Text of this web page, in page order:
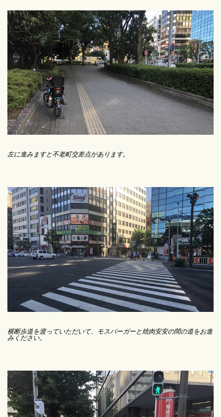
左に進みますと不老町交差点があります。
横断歩道を渡っていただいて、モスバーガーと焼肉安安の間の道をお進
みください。